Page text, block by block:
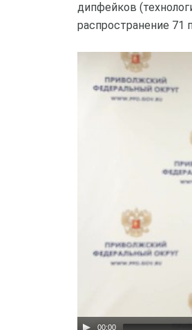
дипфейков
распространение 71
00:00